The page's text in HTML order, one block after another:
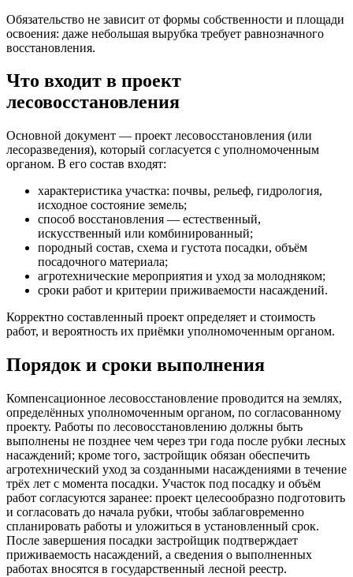
Обязательство не зависит от формы собственности и площади
освоения: даже небольшая вырубка требует равнозначного
восстановления.
Что входит в проект
лесовосстановления
Основной документ — проект лесовосстановления (или
лесоразведения), который согласуется с уполномоченным
органом. В его состав входят:
характеристика участка: почвы, рельеф, гидрология,
исходное состояние земель;
способ восстановления — естественный,
искусственный или комбинированный;
породный состав, схема и густота посадки, объём
посадочного материала;
агротехнические мероприятия и уход за молодняком;
сроки работ и критерии приживаемости насаждений.
Корректно составленный проект определяет и стоимость
работ, и вероятность их приёмки уполномоченным органом.
Порядок и сроки выполнения
Компенсационное лесовосстановление проводится на землях,
определённых уполномоченным органом, по согласованному
проекту. Работы по лесовосстановлению должны быть
выполнены не позднее чем через три года после рубки лесных
насаждений; кроме того, застройщик обязан обеспечить
агротехнический уход за созданными насаждениями в течение
трёх лет с момента посадки. Участок под посадку и объём
работ согласуются заранее: проект целесообразно подготовить
и согласовать до начала рубки, чтобы заблаговременно
спланировать работы и уложиться в установленный срок.
После завершения посадки застройщик подтверждает
приживаемость насаждений, а сведения о выполненных
работах вносятся в государственный лесной реестр.